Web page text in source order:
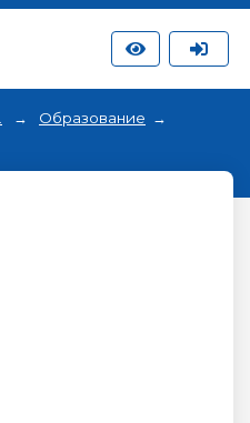
Образование